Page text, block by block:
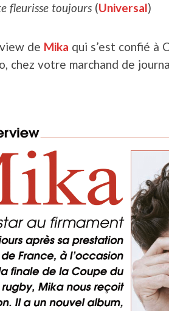
fleurisse toujours(Universal)
de Mika qui s’est confié à
chez votre marchand de